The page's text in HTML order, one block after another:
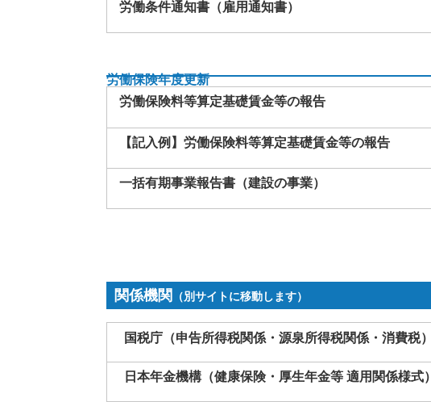
労働条件通知書（雇用通知書）
労働保険年度更新
労働保険料等算定基礎賃金等の報告
【記入例】労働保険料等算定基礎賃金等の報告
一括有期事業報告書（建設の事業）
関係機関 （別サイトに移動します）
国税庁（申告所得税関係・源泉所得税関係・消費税）
日本年金機構（健康保険・厚生年金等 適用関係様式）